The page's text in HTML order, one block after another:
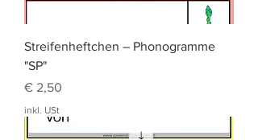
Streifenheftchen – Phonogramme
"SP"
Preis
€ 2,50
inkl. USt